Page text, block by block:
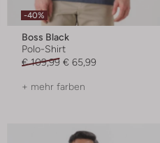
-40%
Boss Black
Polo-Shirt
€ 109,99 € 65,99
+ mehr farben